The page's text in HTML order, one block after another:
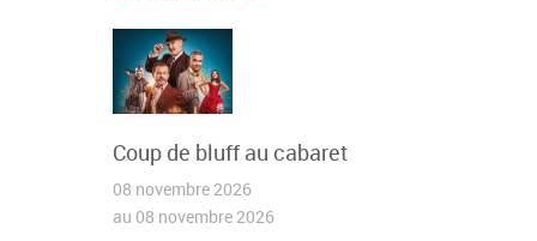
Coup de bluff au cabaret
08 novembre 2026
au 08 novembre 2026